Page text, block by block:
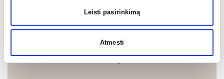
Leisti pasirinkimą
Atmesti
Prezidentas G. Nausėda išleido daugiau nei 400 puslapių
autobiografinę knygą „iš arti“(aut. Laima Lavastė).
DAUGIAU APŽVALGŲ